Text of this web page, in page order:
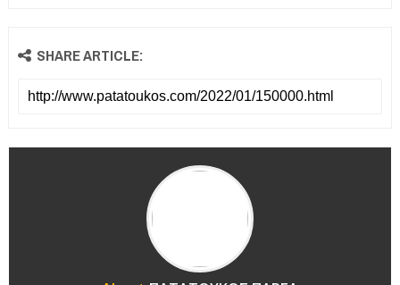
SHARE ARTICLE: